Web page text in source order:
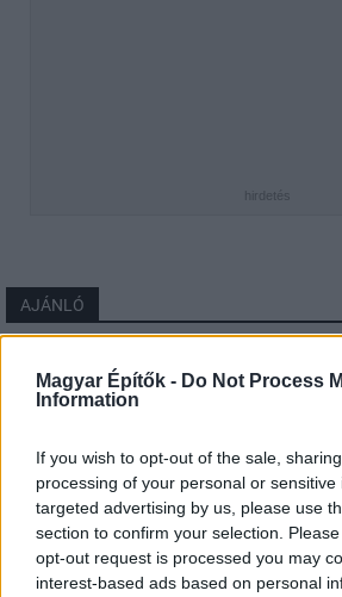
Magyar Építők - Do Not Process
Information
If you wish to opt-out of the sale,
processing of your personal or
targeted advertising by us, please use
section to confirm your selection.
opt-out request is processed you may
interest-based ads based on personal
hirdetés
AJÁNLÓ
Útépítés